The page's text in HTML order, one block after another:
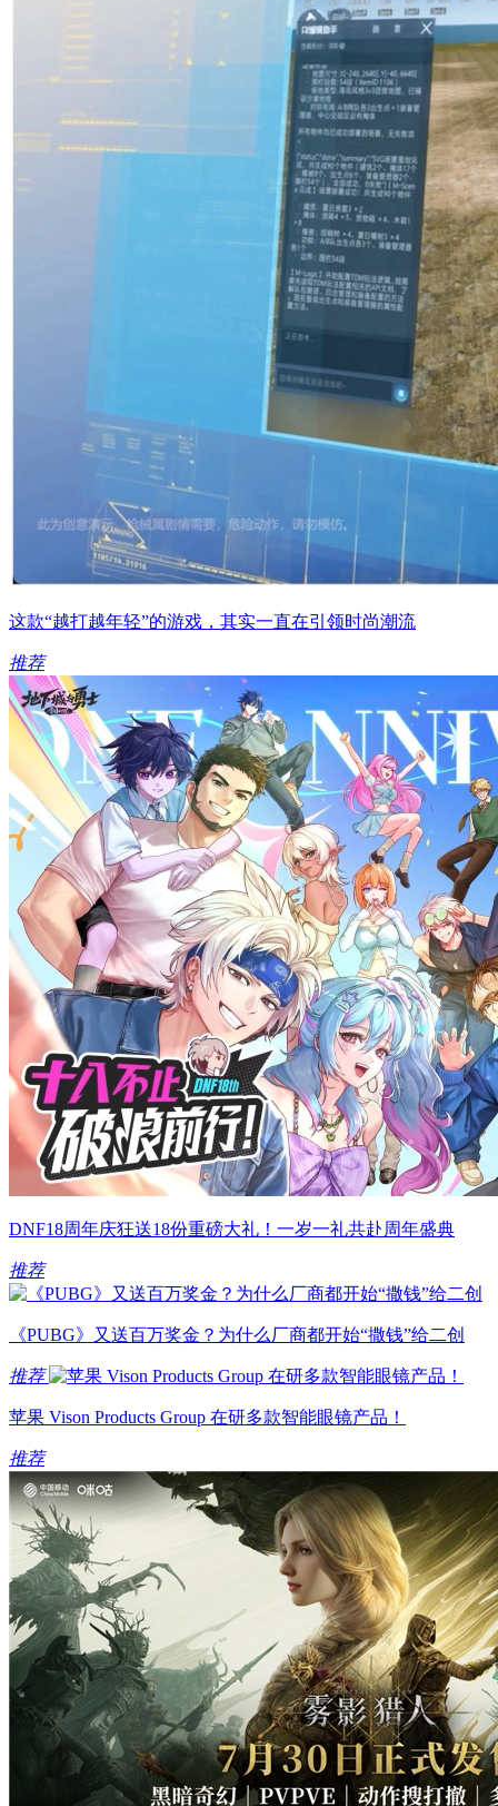
这款“越打越年轻”的游戏，其实一直在引领时尚潮流
推荐
DNF18周年庆狂送18份重磅大礼！一岁一礼共赴周年盛典
推荐
《PUBG》又送百万奖金？为什么厂商都开始“撒钱”给二创
推荐
苹果 Vison Products Group 在研多款智能眼镜产品！
推荐